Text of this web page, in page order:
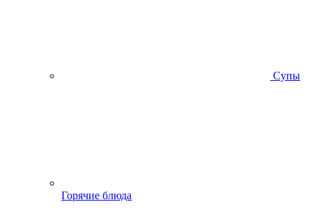
Супы
Горячие блюда